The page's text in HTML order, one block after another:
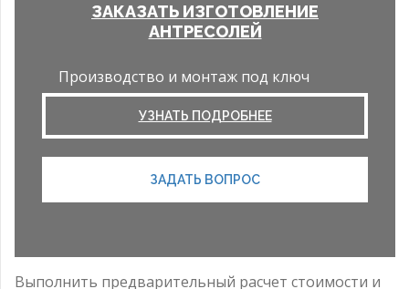
ЗАКАЗАТЬ ИЗГОТОВЛЕНИЕ
АНТРЕСОЛЕЙ
Производство и монтаж под ключ
УЗНАТЬ ПОДРОБНЕЕ
ЗАДАТЬ ВОПРОС
Выполнить предварительный расчет стоимости и